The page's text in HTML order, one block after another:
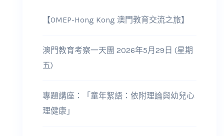
【OMEP-Hong Kong 澳門教育交流之旅】
澳門教育考察一天團 2026年5月29日 (星期
五)
專題講座：「童年絮語：依附理論與幼兒心
理健康」